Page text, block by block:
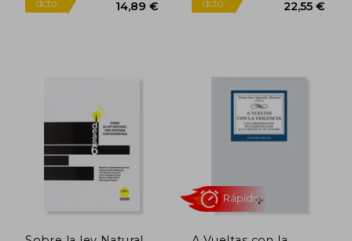
dcto. 45,60 €
5%